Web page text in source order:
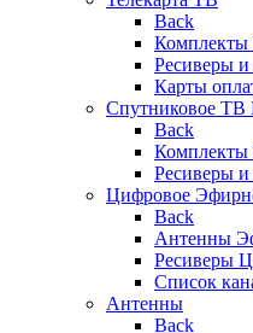
Back
Комплекты
Ресиверы
Карты
Спутниковое
Back
Ресиверы
Цифровое
Back
Антенны
Ресиверы
Список
Антенны
Back